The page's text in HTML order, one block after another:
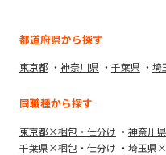
都道府県から探す
東京都 神奈川県 千葉県 埼
同職種から探す
東京都×梱包・仕分け
神奈川
千葉県×梱包・仕分け
埼玉県